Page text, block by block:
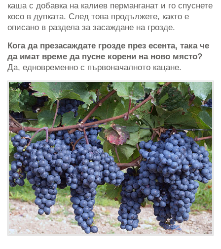
каша с добавка на калиев перманганат и го спуснете
косо в дупката. След това продължете, както е
описано в раздела за засаждане на грозде.
Кога да презасаждате грозде през есента, така че
да имат време да пусне корени на ново място?
Да, едновременно с първоначалното кацане.